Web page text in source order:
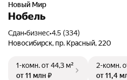
Новый Мир
Нобель
Сдан•бизнес•4.5 (334)
Новосибирск, пр. Красный, 220
1-комн.от 44,3 м²
от 11 млн ₽
2-комн.
от 11,4